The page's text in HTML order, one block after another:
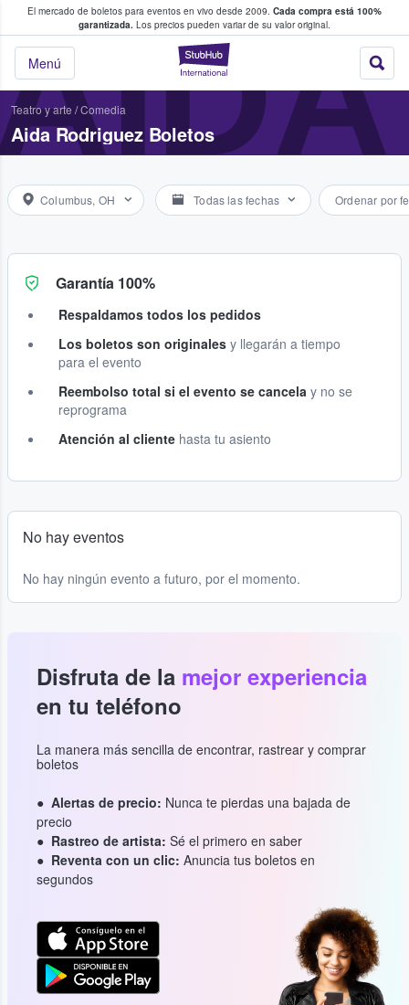
El mercado de boletos para eventos en vivo desde 2009. Cada compra está 100%
garantizada. Los precios pueden variar de su valor original.
StubHub: donde
Menú
fans compran y venden boletos
Teatro y arte /Comedia
Aida Rodriguez Boletos
Columbus, OH Todas las fechas Ordenar por
Garantía 100%
Respaldamos todos los pedidos
Los boletos son originales y llegarán a tiempo
para el evento
Reembolso total si el evento se cancela y no se
reprograma
Atención al cliente hasta tu asiento
No hay eventos
No hay ningún evento a futuro, por el momento.
Disfruta de la mejor experiencia
en tu teléfono
La manera más sencilla de encontrar, rastrear y comprar
boletos
Alertas de precio: Nunca te pierdas una bajada de
precio
Rastreo de artista: Sé el primero en saber
Reventa con un clic: Anuncia tus boletos en
segundos